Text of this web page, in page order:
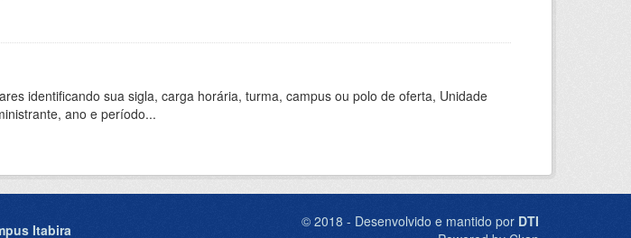
identificando sua sigla, carga horária, turma, campus ou polo de oferta, Unidade
ano e período...
Itabira © 2018 - Desenvolvido e mantido por DTI